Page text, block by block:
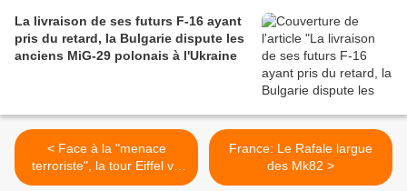
La livraison de ses futurs F-16 ayant
pris du retard, la Bulgarie dispute les
anciens MiG-29 polonais à l'Ukraine
< Face à la "menace
terroriste", la tour Eiffel va
se doter d'une "paroi en
France: Le Rafale largue
des Mk82 >